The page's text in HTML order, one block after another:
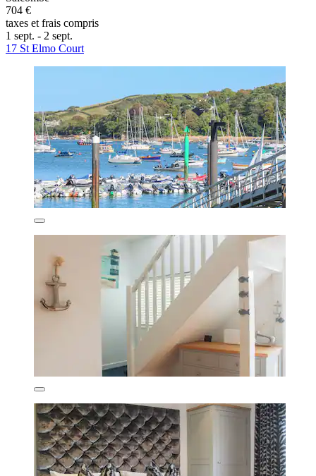
704 €
taxes et frais compris
1 sept. - 2 sept.
17 St Elmo Court